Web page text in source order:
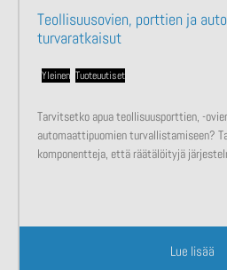
Teollisuusovien, porttien ja
turvaratkaisut
Yleinen Tuoteuutiset
Tarvitsetko apua teollisuusporttien, -
automaattipuomien turvallistamiseen?
komponentteja, että räätälöityjä
Lue lisää